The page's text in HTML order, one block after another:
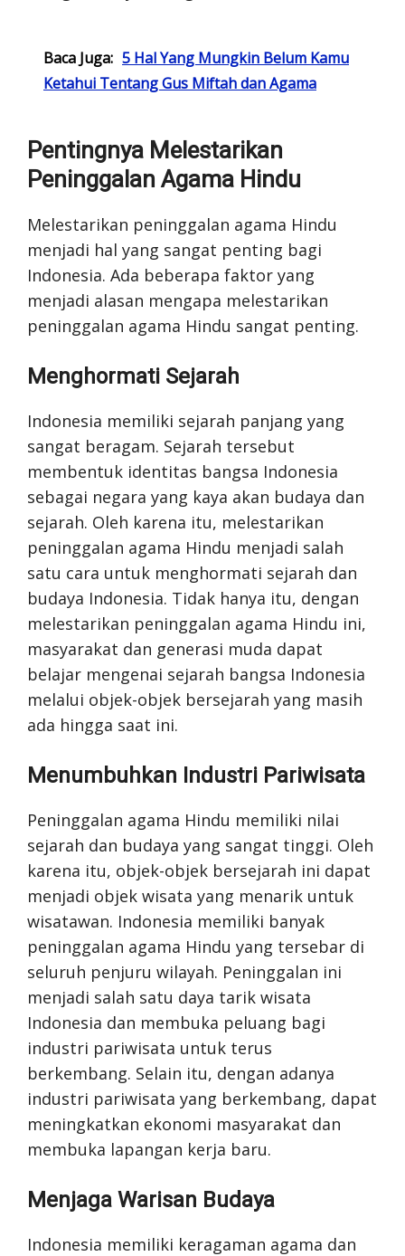
Baca Juga: 5 Hal Yang Mungkin Belum Kamu
Ketahui Tentang Gus Miftah dan Agama
Pentingnya Melestarikan
Peninggalan Agama Hindu
Melestarikan peninggalan agama Hindu
menjadi hal yang sangat penting bagi
Indonesia. Ada beberapa faktor yang
menjadi alasan mengapa melestarikan
peninggalan agama Hindu sangat penting.
Menghormati Sejarah
Indonesia memiliki sejarah panjang yang
sangat beragam. Sejarah tersebut
membentuk identitas bangsa Indonesia
sebagai negara yang kaya akan budaya dan
sejarah. Oleh karena itu, melestarikan
peninggalan agama Hindu menjadi salah
satu cara untuk menghormati sejarah dan
budaya Indonesia. Tidak hanya itu, dengan
melestarikan peninggalan agama Hindu ini,
masyarakat dan generasi muda dapat
belajar mengenai sejarah bangsa Indonesia
melalui objek-objek bersejarah yang masih
ada hingga saat ini.
Menumbuhkan Industri Pariwisata
Peninggalan agama Hindu memiliki nilai
sejarah dan budaya yang sangat tinggi. Oleh
karena itu, objek-objek bersejarah ini dapat
menjadi objek wisata yang menarik untuk
wisatawan. Indonesia memiliki banyak
peninggalan agama Hindu yang tersebar di
seluruh penjuru wilayah. Peninggalan ini
menjadi salah satu daya tarik wisata
Indonesia dan membuka peluang bagi
industri pariwisata untuk terus
berkembang. Selain itu, dengan adanya
industri pariwisata yang berkembang, dapat
meningkatkan ekonomi masyarakat dan
membuka lapangan kerja baru.
Menjaga Warisan Budaya
Indonesia memiliki keragaman agama dan